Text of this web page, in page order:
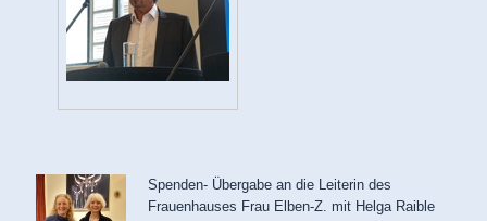
Spenden- Übergabe an die Leiterin des
Frauenhauses Frau Elben-Z. mit Helga Raible